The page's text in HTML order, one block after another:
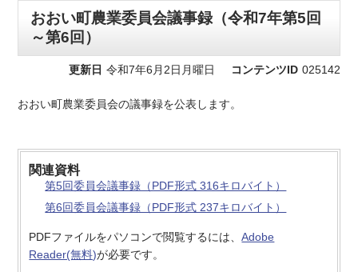
おおい町農業委員会議事録（令和7年第5回
～第6回）
更新日 令和7年6月2日月曜日 コンテンツID 025142
おおい町農業委員会の議事録を公表します。
関連資料
第5回委員会議事録（PDF形式 316キロバイト）
第6回委員会議事録（PDF形式 237キロバイト）
PDFファイルをパソコンで閲覧するには、Adobe
Reader(無料)が必要です。